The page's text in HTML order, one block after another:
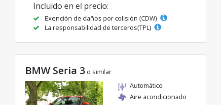
Incluido en el precio:
Exención de daños por colisión (CDW)
La responsabilidad de terceros(TPL)
BMW Seria 3 o similar
Automático
Aire acondicionado